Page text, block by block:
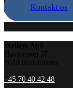
Kontakt os
Wellsys ApS
Havtornvej 37
2640 Hedehusene
+45 70 40 42 48